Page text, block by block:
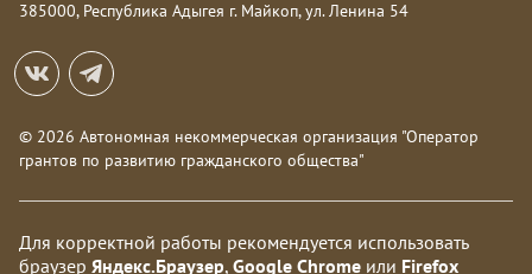
385000, Республика Адыгея г. Майкоп, ул. Ленина 54
© 2026 Автономная некоммерческая организация "Оператор
грантов по развитию гражданского общества"
Для корректной работы рекомендуется использовать
браузер Яндекс.Браузер, Google Chrome или Firefox